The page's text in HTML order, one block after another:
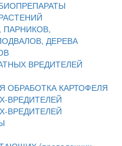
ПАРНИКОВ,
ДЕРЕВА
ВРЕДИТЕЛЕЙ
ОБРАБОТКА КАРТОФЕЛЯ
ВРЕДИТЕЛЕЙ
ВРЕДИТЕЛЕЙ